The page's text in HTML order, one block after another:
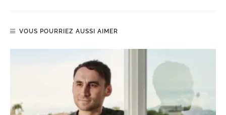
VOUS POURRIEZ AUSSI AIMER